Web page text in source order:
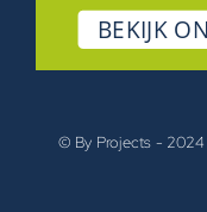
© By Projects - 2024